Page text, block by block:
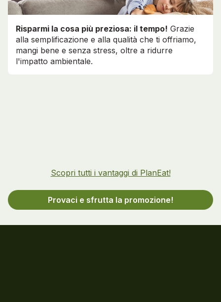
Risparmi la cosa più preziosa: il tempo! Grazie
alla semplificazione e alla qualità che ti offriamo,
mangi bene e senza stress, oltre a ridurre
l'impatto ambientale.
Scopri tutti i vantaggi di PlanEat!
Provaci e sfrutta la promozione!